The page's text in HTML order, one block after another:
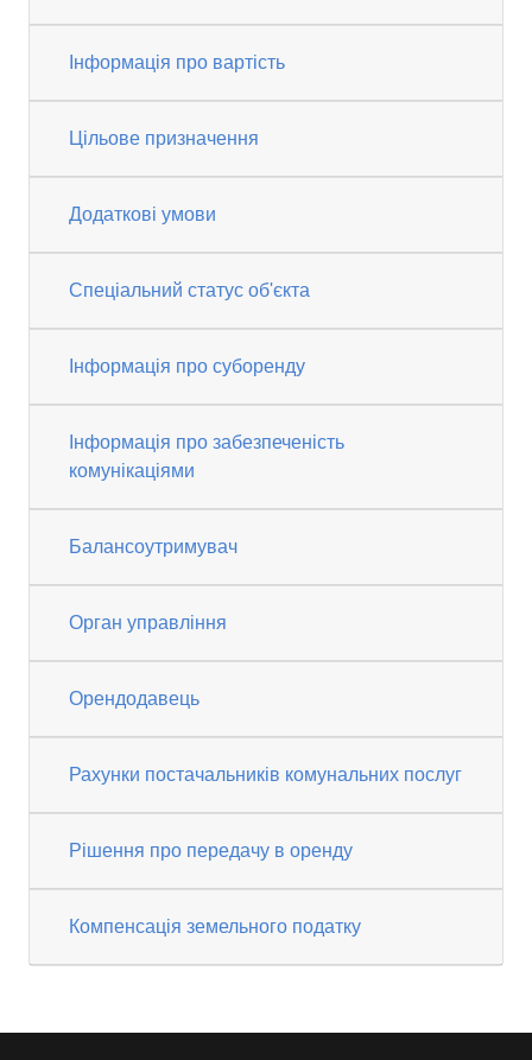
Інформація про вартість
Цільове призначення
Додаткові умови
Спеціальний статус об'єкта
Інформація про суборенду
Інформація про забезпеченість
комунікаціями
Балансоутримувач
Орган управління
Орендодавець
Рахунки постачальників комунальних послуг
Рішення про передачу в оренду
Компенсація земельного податку